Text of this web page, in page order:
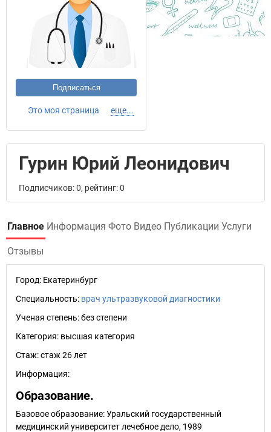
Подписаться
Это моя страница еще...
Гурин Юрий Леонидович
Подписчиков: 0, рейтинг: 0
Главное Информация Фото Видео Публикации Услуги
Отзывы
Город: Екатеринбург
Специальность: врач ультразвуковой диагностики
Ученая степень:без степени
Категория: высшая категория
Стаж:стаж 26 лет
Информация:
Образование.
Базовое образование: Уральский государственный
медицинский университет лечебное дело, 1989